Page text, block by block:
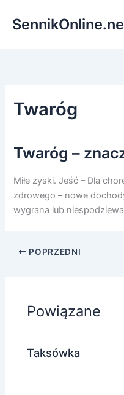
Twaróg
Twaróg –
Miłe zyski. Jeść – Dla
zdrowego – nowe
wygrana lub
POPRZEDNI
Powiązane
Taksówka